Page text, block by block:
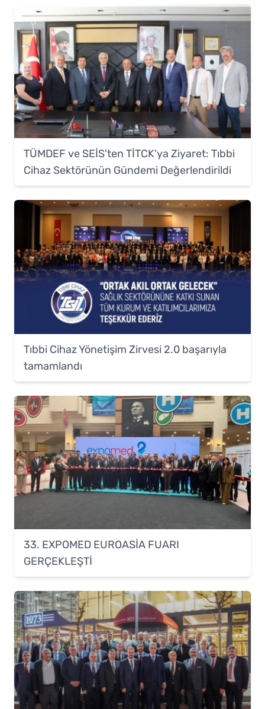
TÜMDEF ve SEİS'ten TİTCK'ya Ziyaret: Tıbbi
Cihaz Sektörünün Gündemi Değerlendirildi
Tıbbi Cihaz Yönetişim Zirvesi 2.0 başarıyla
tamamlandı
33. EXPOMED EUROASİA FUARI
GERÇEKLEŞTİ